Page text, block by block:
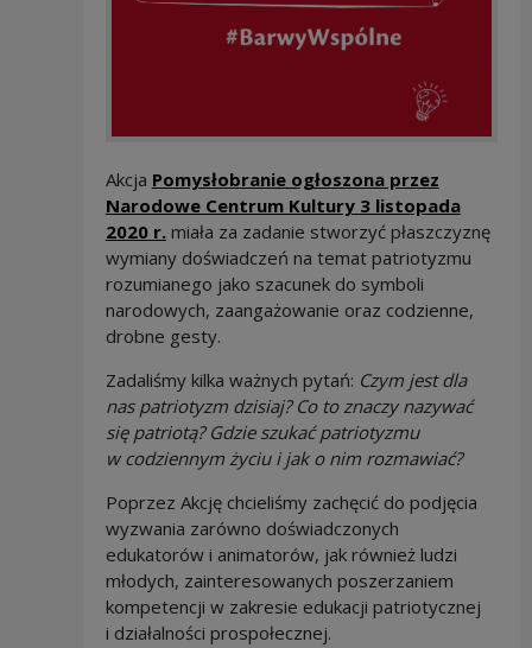
Akcja Pomysłobranie ogłoszona przez
Narodowe Centrum Kultury 3 listopada
2020 r. miała za zadanie stworzyć płaszczyznę
wymiany doświadczeń na temat patriotyzmu
rozumianego jako szacunek do symboli
narodowych, zaangażowanie oraz codzienne,
drobne gesty.
Zadaliśmy kilka ważnych pytań: Czym jest dla
nas patriotyzm dzisiaj? Co to znaczy nazywać
się patriotą? Gdzie szukać patriotyzmu
w codziennym życiu i jak o nim rozmawiać?
Poprzez Akcję chcieliśmy zachęcić do podjęcia
wyzwania zarówno doświadczonych
edukatorów i animatorów, jak również ludzi
młodych, zainteresowanych poszerzaniem
kompetencji w zakresie edukacji patriotycznej
i działalności prospołecznej.